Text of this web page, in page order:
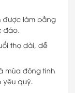
được làm bằng
đáo.
thọ dài, dễ
mùa đông tinh
yêu quý.